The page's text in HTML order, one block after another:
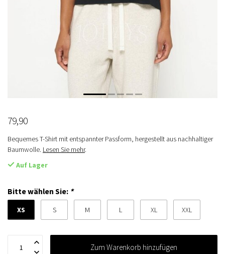
79,90
Bequemes T-Shirt mit entspannter Passform, hergestellt aus nachhaltiger
Baumwolle. Lesen Sie mehr.
Auf Lager
Bitte wählen Sie: *
XS S M L XL XXL
Zum Warenkorb hinzufügen